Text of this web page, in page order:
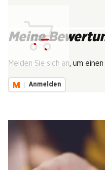
Meine
Melden Sie sich an, um
Anmelden